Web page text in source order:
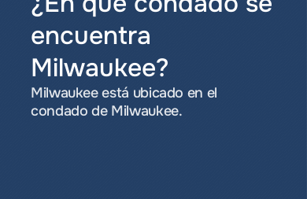
encuentra
Milwaukee?
Milwaukee está ubicado en el
condado de Milwaukee.